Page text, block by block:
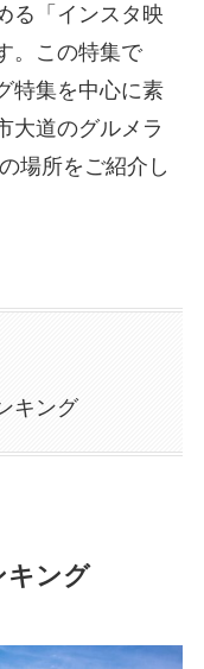
る「インスタ映
。この特集で
特集を中心に素
大道のグルメラ
場所をご紹介し
キング
キング